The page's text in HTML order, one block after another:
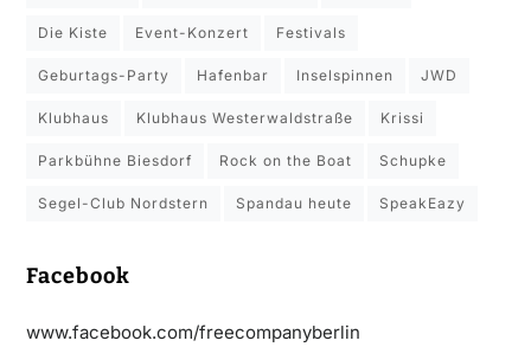
Die Kiste Event-Konzert Festivals
Geburtags-Party Hafenbar Inselspinnen JWD
Klubhaus Klubhaus Westerwaldstraße Krissi
Parkbühne Biesdorf Rock on the Boat Schupke
Segel-Club Nordstern Spandau heute SpeakEazy
Facebook
www.facebook.com/freecompanyberlin